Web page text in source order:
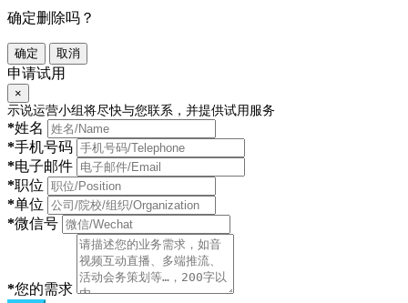
确定删除吗？
确定 取消
申请试用
×
示说运营小组将尽快与您联系，并提供试用服务
*姓名
*手机号码
*电子邮件
*职位
*单位
*微信号
*您的需求